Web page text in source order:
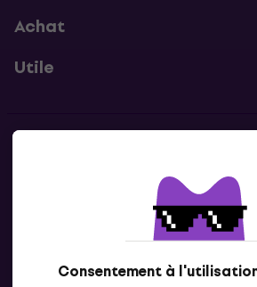
Consentement à
Achat
Utile
Contacte nous